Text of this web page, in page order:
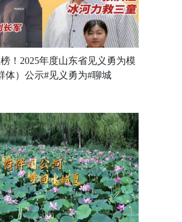
！2025年度山东省见义勇为模
体）公示#见义勇为#聊城